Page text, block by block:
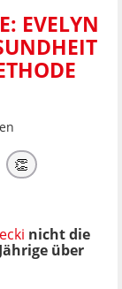
EVELYN
👏
nicht die
über